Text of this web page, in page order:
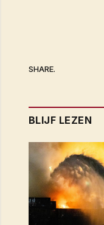
SHARE.
BLIJF LEZEN